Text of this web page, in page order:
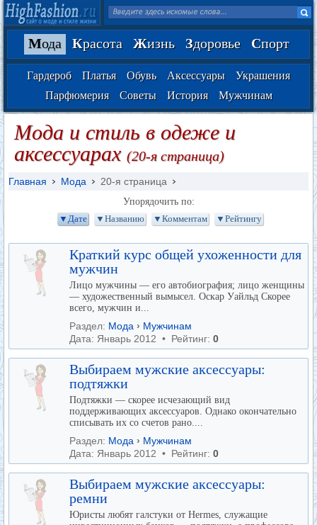
Мода Красота Жизнь Здоровье Спорт
Гардероб Платья Обувь Аксессуары
Украшения
Парфюмерия
Советы История Мужчинам
Мода и стиль в одеже и
аксессуарах (20-я страница)
Главная Мода 20-я страница
Упорядочить по:
▼Дате
▼Названию ▼Комментам ▼Рейтингу
Краткий курс общей ухоженности для
мужчин
Лицо мужчины — его автобиография; лицо женщины
— художественный вымысел. Оскар Уайльд Скорее
всего, мужчин и...
Раздел: Мода › Мужчинам
Дата: Январь 2012 • Рейтинг: 0
Выбираем мужские аксессуары:
подтяжки
Подтяжки — скорее исчезающий вид
поддерживающих аксессуаров. Однако окончательно
списывать их со счетов рано....
Раздел: Мода › Мужчинам
Дата: Январь 2012 • Рейтинг: 0
Выбираем мужские аксессуары:
ремни
Юристы любят галстуки от Hermes, служащие